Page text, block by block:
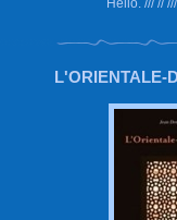
L'ORIENTALE-